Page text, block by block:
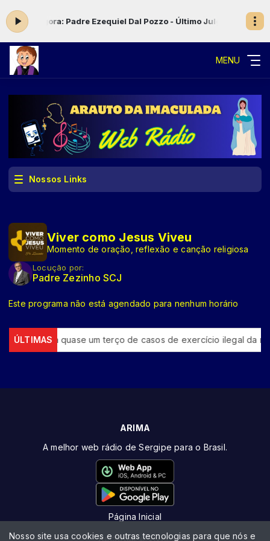
agora: Padre Ezequiel Dal Pozzo - Último Julgamento O
MENU
Nossos Links
Viver como Jesus Viveu
Momento de oração, reflexão e canção religiosa
Locução por:
Padre Zezinho SCJ
Este programa não está agendado para nenhum horário
ÚLTIMAS
concentra quase um terço de casos de exercício ilegal da
ARIMA
A melhor web rádio de Sergipe para o Brasil.
Página Inicial
Recordar é Viver!
Nosso site usa cookies e outras tecnologias para que nós e